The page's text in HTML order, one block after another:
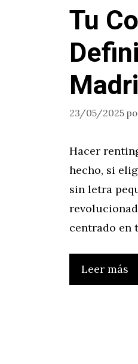
Tu
23/05/2025
Hacer
hecho, si
sin letra
centrado en
Leer más